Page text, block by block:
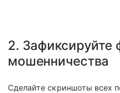
2. Зафиксируйте
мошенничества
Сделайте скриншоты всех